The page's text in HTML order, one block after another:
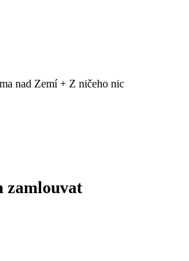
nad Zemí + Z ničeho nic
zamlouvat